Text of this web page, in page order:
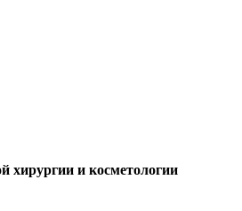
хирургии и косметологии